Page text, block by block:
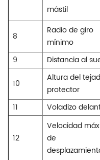
mástil
8
Radio de giro
mínimo
9
Distancia al
10
Altura del
protector
11
Voladizo
12
Velocidad
de